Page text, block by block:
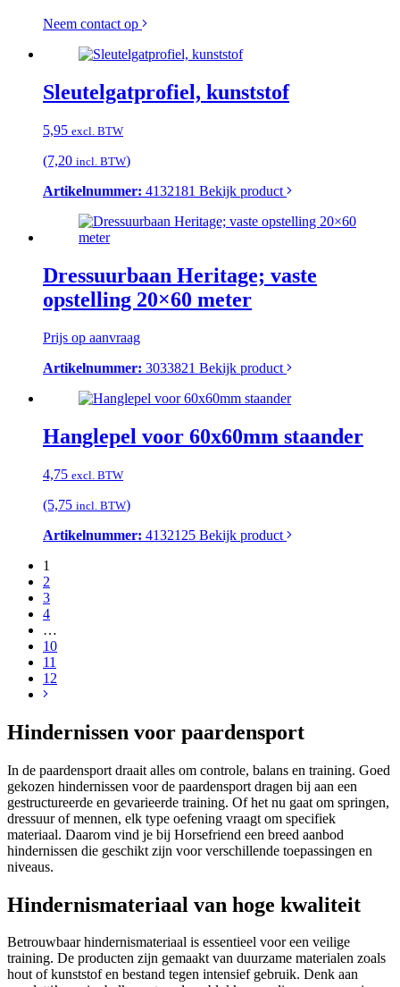
Neem contact op
Sleutelgatprofiel, kunststof
5,95 excl. BTW
(7,20 incl. BTW)
Artikelnummer: 4132181 Bekijk product
Dressuurbaan Heritage; vaste
opstelling 20×60 meter
Prijs op aanvraag
Artikelnummer: 3033821 Bekijk product
Hanglepel voor 60x60mm staander
4,75 excl. BTW
(5,75 incl. BTW)
Artikelnummer: 4132125 Bekijk product
1
2
3
4
…
10
11
12
Hindernissen voor paardensport
In de paardensport draait alles om controle, balans en training. Goed
gekozen hindernissen voor de paardensport dragen bij aan een
gestructureerde en gevarieerde training. Of het nu gaat om springen,
dressuur of mennen, elk type oefening vraagt om specifiek
materiaal. Daarom vind je bij Horsefriend een breed aanbod
hindernissen die geschikt zijn voor verschillende toepassingen en
niveaus.
Hindernismateriaal van hoge kwaliteit
Betrouwbaar hindernismateriaal is essentieel voor een veilige
training. De producten zijn gemaakt van duurzame materialen zoals
hout of kunststof en bestand tegen intensief gebruik. Denk aan